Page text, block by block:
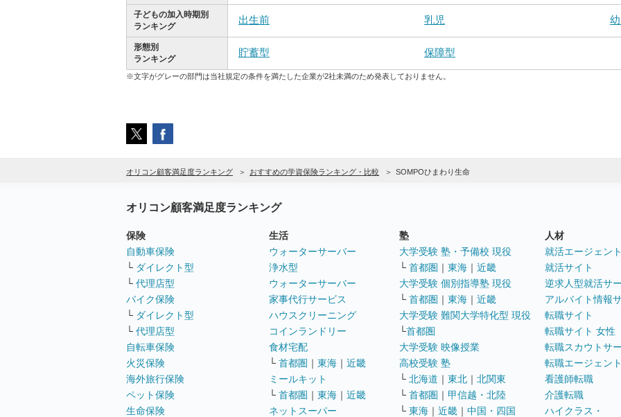
子どもの加入時期別
ランキング
出生前 乳児
形態別
ランキング
貯蓄型 保障型
※文字がグレーの部門は当社規定の条件を満たした企業が2社未満のため発表しておりません。
オリコン顧客満足度ランキング おすすめの学資保険ランキング・比較 SOMPOひまわり生命
オリコン顧客満足度ランキング
保険
自動車保険
└ ダイレクト型
└ 代理店型
バイク保険
└ ダイレクト型
└ 代理店型
自転車保険
火災保険
海外旅行保険
ペット保険
生命保険
生活
ウォーターサーバー
浄水型
ウォーターサーバー
家事代行サービス
ハウスクリーニング
コインランドリー
食材宅配
└ 首都圏 ｜ 東海 ｜ 近畿
ミールキット
└ 首都圏 ｜ 東海 ｜ 近畿
ネットスーパー
塾
大学受験 塾・予備校 現役
└ 首都圏 ｜ 東海 ｜ 近畿
大学受験 個別指導塾 現役
└ 首都圏 ｜ 東海 ｜ 近畿
大学受験 難関大学特化型 現役
└首都圏
大学受験 映像授業
高校受験 塾
└ 北海道 ｜ 東北 ｜ 北関東
└ 首都圏 ｜ 甲信越・北陸
└ 東海 ｜ 近畿 ｜ 中国・四国
人材
就活エージェン
就活サイト
逆求人型就活サ
アルバイト情報
転職サイト
転職サイト 女性
転職スカウトサ
転職エージェン
看護師転職
介護転職
ハイクラス・